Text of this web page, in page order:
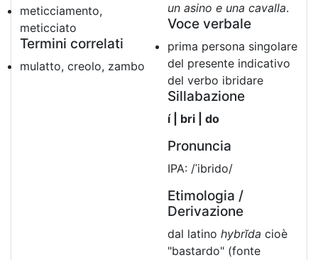
meticciamento,
meticciato
Termini correlati
mulatto, creolo, zambo
un asino e una cavalla.
Voce verbale
prima persona singolare
del presente indicativo
del verbo ibridare
Sillabazione
í | bri | do
Pronuncia
IPA: /ˈibrido/
Etimologia /
Derivazione
dal latino hybrĭda cioè
"bastardo" (fonte